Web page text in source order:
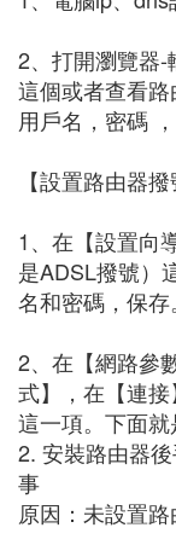
2、打開瀏覽器-
這個或者查看
用戶名，密碼
【設置路由器撥
1、在【設置向
是ADSL撥號）
名和密碼，保存。
2、在【網路參
式】，在【連接
這一項。下面就
2. 安裝路由器
事
原因：未設置路